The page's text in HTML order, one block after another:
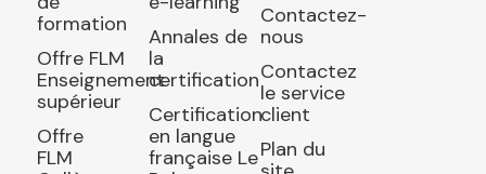
formation
Offre FLM
Enseignement
supérieur
Offre
FLM
Annales de
la
certification
Certification
en langue
française Le
Contactez-
nous
Contactez
le service
client
Plan du